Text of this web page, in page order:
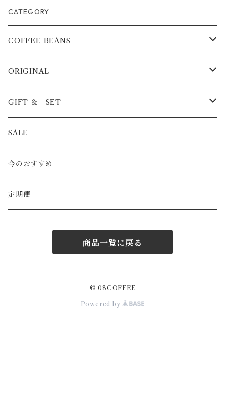
CATEGORY
COFFEE BEANS
BLEND
浅煎り
中煎り
STRAIGHT
浅煎り
中煎り
PREMIUM
酸味系
バランス系
ORIGINAL
ICED COFFEE
COFFEE BAG
CAFE AU LAIT BASE
08CAN
GIFT ＆ SET
COFFEE BAG
ICED COFFEE
CAFE AU LAIT BASE
SALE
今のおすすめ
定期便
商品一覧に戻る
© 08COFFEE
Powered by